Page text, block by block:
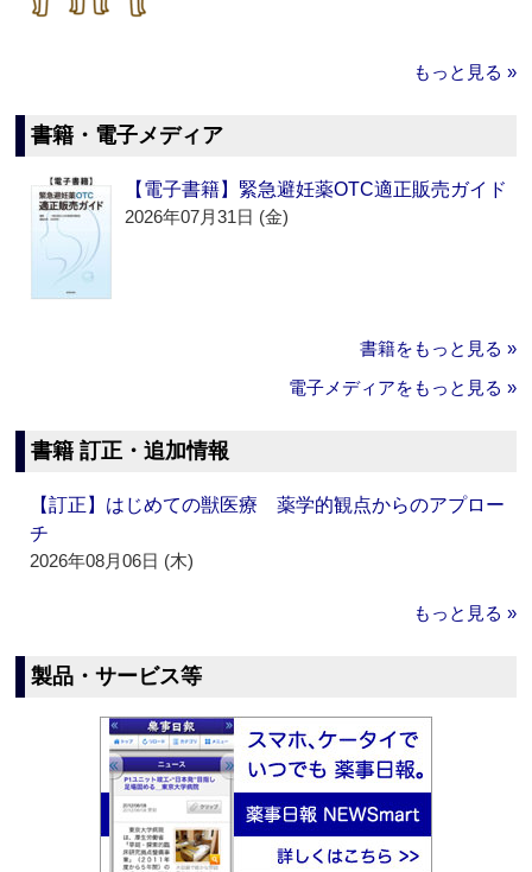
もっと見る »
書籍・電子メディア
【電子書籍】緊急避妊薬OTC適正販売ガイド
2026年07月31日 (金)
書籍をもっと見る »
電子メディアをもっと見る »
書籍 訂正・追加情報
【訂正】はじめての獣医療 薬学的観点からのアプロー
チ
2026年08月06日 (木)
もっと見る »
製品・サービス等